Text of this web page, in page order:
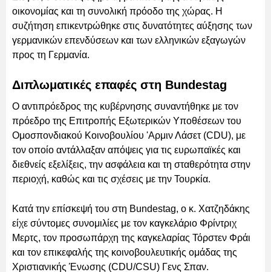
οικονομίας και τη συνολική πρόοδο της χώρας. Η
συζήτηση επικεντρώθηκε στις δυνατότητες αύξησης των
γερμανικών επενδύσεων και των ελληνικών εξαγωγών
προς τη Γερμανία.
Διπλωματικές επαφές στη Bundestag
Ο αντιπρόεδρος της κυβέρνησης συναντήθηκε με τον
πρόεδρο της Επιτροπής Εξωτερικών Υποθέσεων του
Ομοσπονδιακού Κοινοβουλίου 'Αρμιν Λάσετ (CDU), με
τον οποίο αντάλλαξαν απόψεις για τις ευρωπαϊκές και
διεθνείς εξελίξεις, την ασφάλεια και τη σταθερότητα στην
περιοχή, καθώς και τις σχέσεις με την Τουρκία.
Κατά την επίσκεψή του στη Bundestag, ο κ. Χατζηδάκης
είχε σύντομες συνομιλίες με τον καγκελάριο Φρίντριχ
Μερτς, τον προσωπάρχη της καγκελαρίας Τόρστεν Φράι
και τον επικεφαλής της κοινοβουλευτικής ομάδας της
Χριστιανικής Ένωσης (CDU/CSU) Γενς Σπαν.